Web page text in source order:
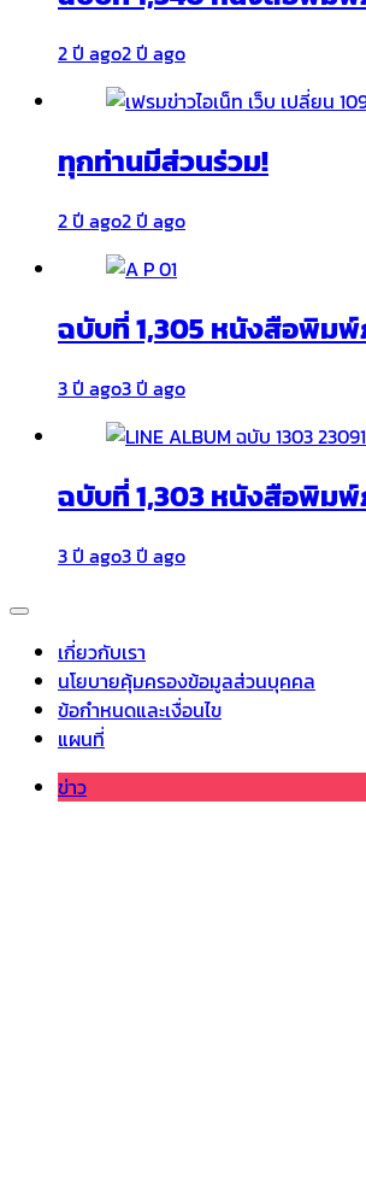
2 ปี ago2 ปี ago
ทุกท่านมีส่วนร่วม!
2 ปี ago2 ปี ago
ฉบับที่ 1,305 หนังสือพิมพ์
3 ปี ago3 ปี ago
ฉบับที่ 1,303 หนังสือพิมพ์
3 ปี ago3 ปี ago
เกี่ยวกับเรา
นโยบายคุ้มครองข้อมูลส่วนบุคคล
ข้อกำหนดและเงื่อนไข
แผนที่
ข่าว